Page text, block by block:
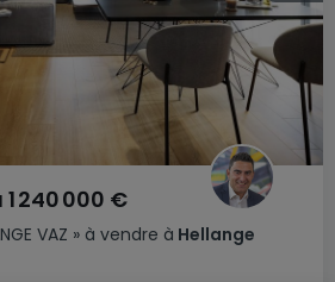
VAZ » à vendre à Hellange
1 240 000 €